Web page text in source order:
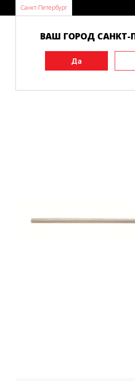
Санкт-Петербург
ВАШ ГОРОД САНКТ-
Инвентарь